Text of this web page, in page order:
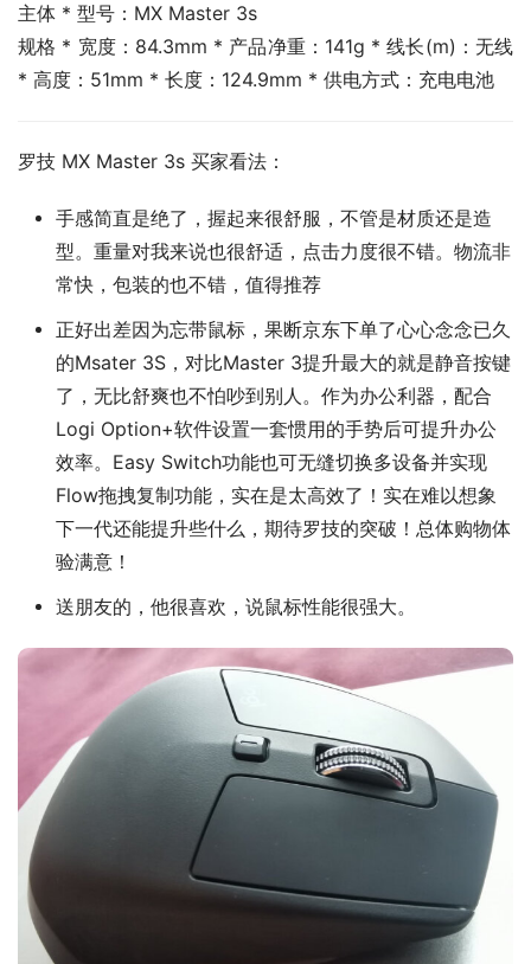
主体 * 型号：MX Master 3s
规格 * 宽度：84.3mm * 产品净重：141g * 线长(m)：无线
* 高度：51mm * 长度：124.9mm * 供电方式：充电电池
罗技 MX Master 3s 买家看法：
手感简直是绝了，握起来很舒服，不管是材质还是造
型。重量对我来说也很舒适，点击力度很不错。物流非
常快，包装的也不错，值得推荐
正好出差因为忘带鼠标，果断京东下单了心心念念已久
的Msater 3S，对比Master 3提升最大的就是静音按键
了，无比舒爽也不怕吵到别人。作为办公利器，配合
Logi Option+软件设置一套惯用的手势后可提升办公
效率。Easy Switch功能也可无缝切换多设备并实现
Flow拖拽复制功能，实在是太高效了！实在难以想象
下一代还能提升些什么，期待罗技的突破！总体购物体
验满意！
送朋友的，他很喜欢，说鼠标性能很强大。